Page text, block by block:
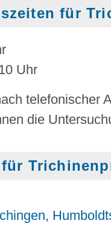
für
Uhr
telefonischer
die